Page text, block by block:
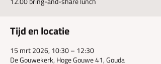
Tijd en locatie
15 mrt 2026, 10:30 – 12:30
De Gouwekerk, Hoge Gouwe 41, Gouda